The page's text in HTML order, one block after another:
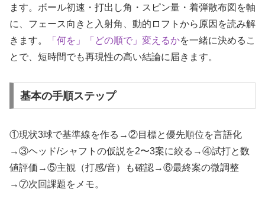
ます。ボール初速・打出し角・スピン量・着弾散布図を軸
に、フェース向きと入射角、動的ロフトから原因を読み解
きます。
「何を」「どの順で」変えるかを一緒に決めるこ
とで、短時間でも再現性の高い結論に届きます。
基本の手順ステップ
①現状3球で基準線を作る→②目標と優先順位を言語化
→③ヘッド/シャフトの仮説を2〜3案に絞る→④試打と数
値評価→⑤主観（打感/音）も確認→⑥最終案の微調整
→⑦次回課題をメモ。